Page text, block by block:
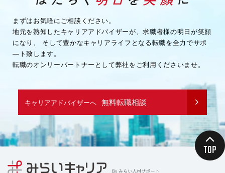
まずはお気軽にご相談ください。
地元を熟知したキャリアアドバイザーが、求職者様の明日が笑顔
になり、
そして豊かなキャリアライフとなる転職を全力でサポ
―ト致します。
転職のオンリーパートナーとして弊社をご利用くださいませ。
キャリアアドバイザーへ 無料転職相談